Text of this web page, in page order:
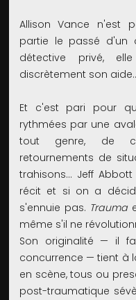
Allison Vance n'est
partie le passé d'un
détective privé,
discrètement son
Et c'est pari pour
rythmées par une
tout genre, de
retournements de
trahisons... Jeff
récit et si on a
s'ennuie pas. Trauma
même s'il ne
Son originalité — il
concurrence — tient à
en scène, tous ou
post-traumatique